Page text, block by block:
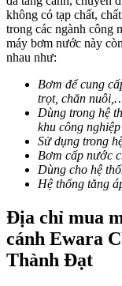
không có tạp chất,
trong các ngành công
máy bơm nước này
nhau như:
Bơm để cung
trọt, chăn
Dùng trong hệ
khu công nghiệp
Sử dụng trong
Bơm cấp nước
Dùng cho hệ
Hệ thống tăng
Địa chỉ mua
cánh Ewara
Thành Đạt